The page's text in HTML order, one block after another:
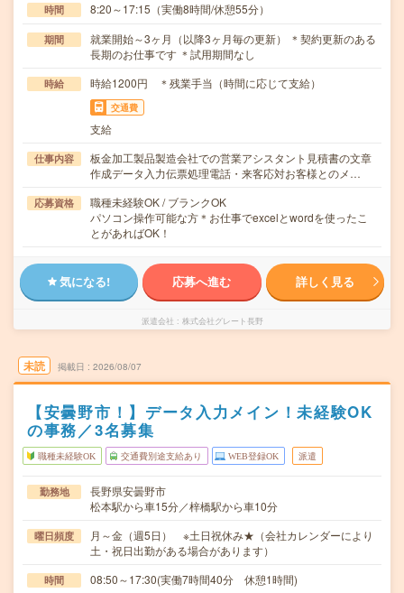
時間 8:20～17:15（実働8時間/休憩55分）
期間
就業開始～3ヶ月（以降3ヶ月毎の更新） ＊契約更新のある
長期のお仕事です ＊試用期間なし
時給 時給1200円 ＊残業手当（時間に応じて支給）
交通費
支給
仕事内容
板金加工製品製造会社での営業アシスタント見積書の文章
作成データ入力伝票処理電話・来客応対お客様とのメ…
応募資格
職種未経験OK / ブランクOK
パソコン操作可能な方＊お仕事でexcelとwordを使ったこ
とがあればOK！
気になる! 応募へ進む 詳しく見る
派遣会社 株式会社グレート長野
未読 掲載日 2026/08/07
【安曇野市！】データ入力メイン！未経験OK
の事務／3名募集
職種未経験OK 交通費別途支給あり WEB登録OK 派遣
勤務地
長野県安曇野市
松本駅から車15分／梓橋駅から車10分
曜日頻度
月～金（週5日） ※土日祝休み★（会社カレンダーにより
土・祝日出勤がある場合があります）
時間 08:50～17:30(実働7時間40分 休憩1時間)